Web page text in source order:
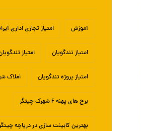
آموزش امتیاز تجاری اداری
امتیاز تندگویان امتیاز
امتیاز پروژه تندگویان املاک
برج های پهنه F شهرک چیتگر
بهترین کابینت سازی در دریاچه